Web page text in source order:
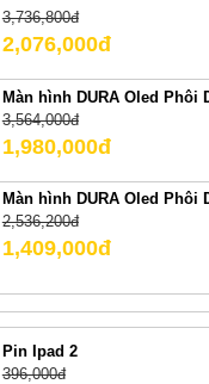
3,736,800đ
2,076,000đ
Màn hình DURA Oled Phôi
3,564,000đ
1,980,000đ
Màn hình DURA Oled Phôi
2,536,200đ
1,409,000đ
Pin Ipad 2
396,000đ